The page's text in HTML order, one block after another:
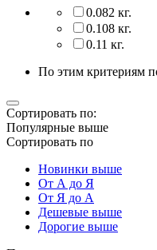
0.082 кг.
0.108 кг.
0.11 кг.
По этим критериям
Сортировать по:
Популярные выше
Сортировать по
Новинки выше
От А до Я
От Я до А
Дешевые выше
Дорогие выше